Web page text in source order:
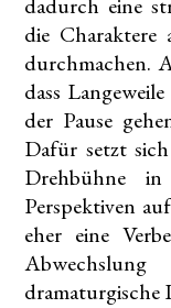
dadurch eine
die
durchmachen.
dass
der Pause
Dafür setzt
Drehbühne
Perspektiven
eher eine
dramaturgische